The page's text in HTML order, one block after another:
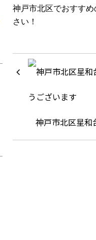
神戸市北区でおすす
さい！
神戸市北区星